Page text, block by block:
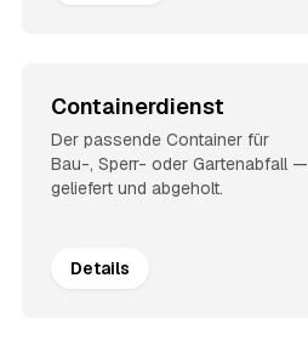
Containerdienst
Der passende Container für
Bau-, Sperr- oder Gartenabfall —
geliefert und abgeholt.
Details